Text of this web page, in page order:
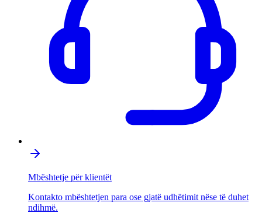
Mbështetje për klientët
Kontakto mbështetjen para ose gjatë udhëtimit nëse të duhet
ndihmë.